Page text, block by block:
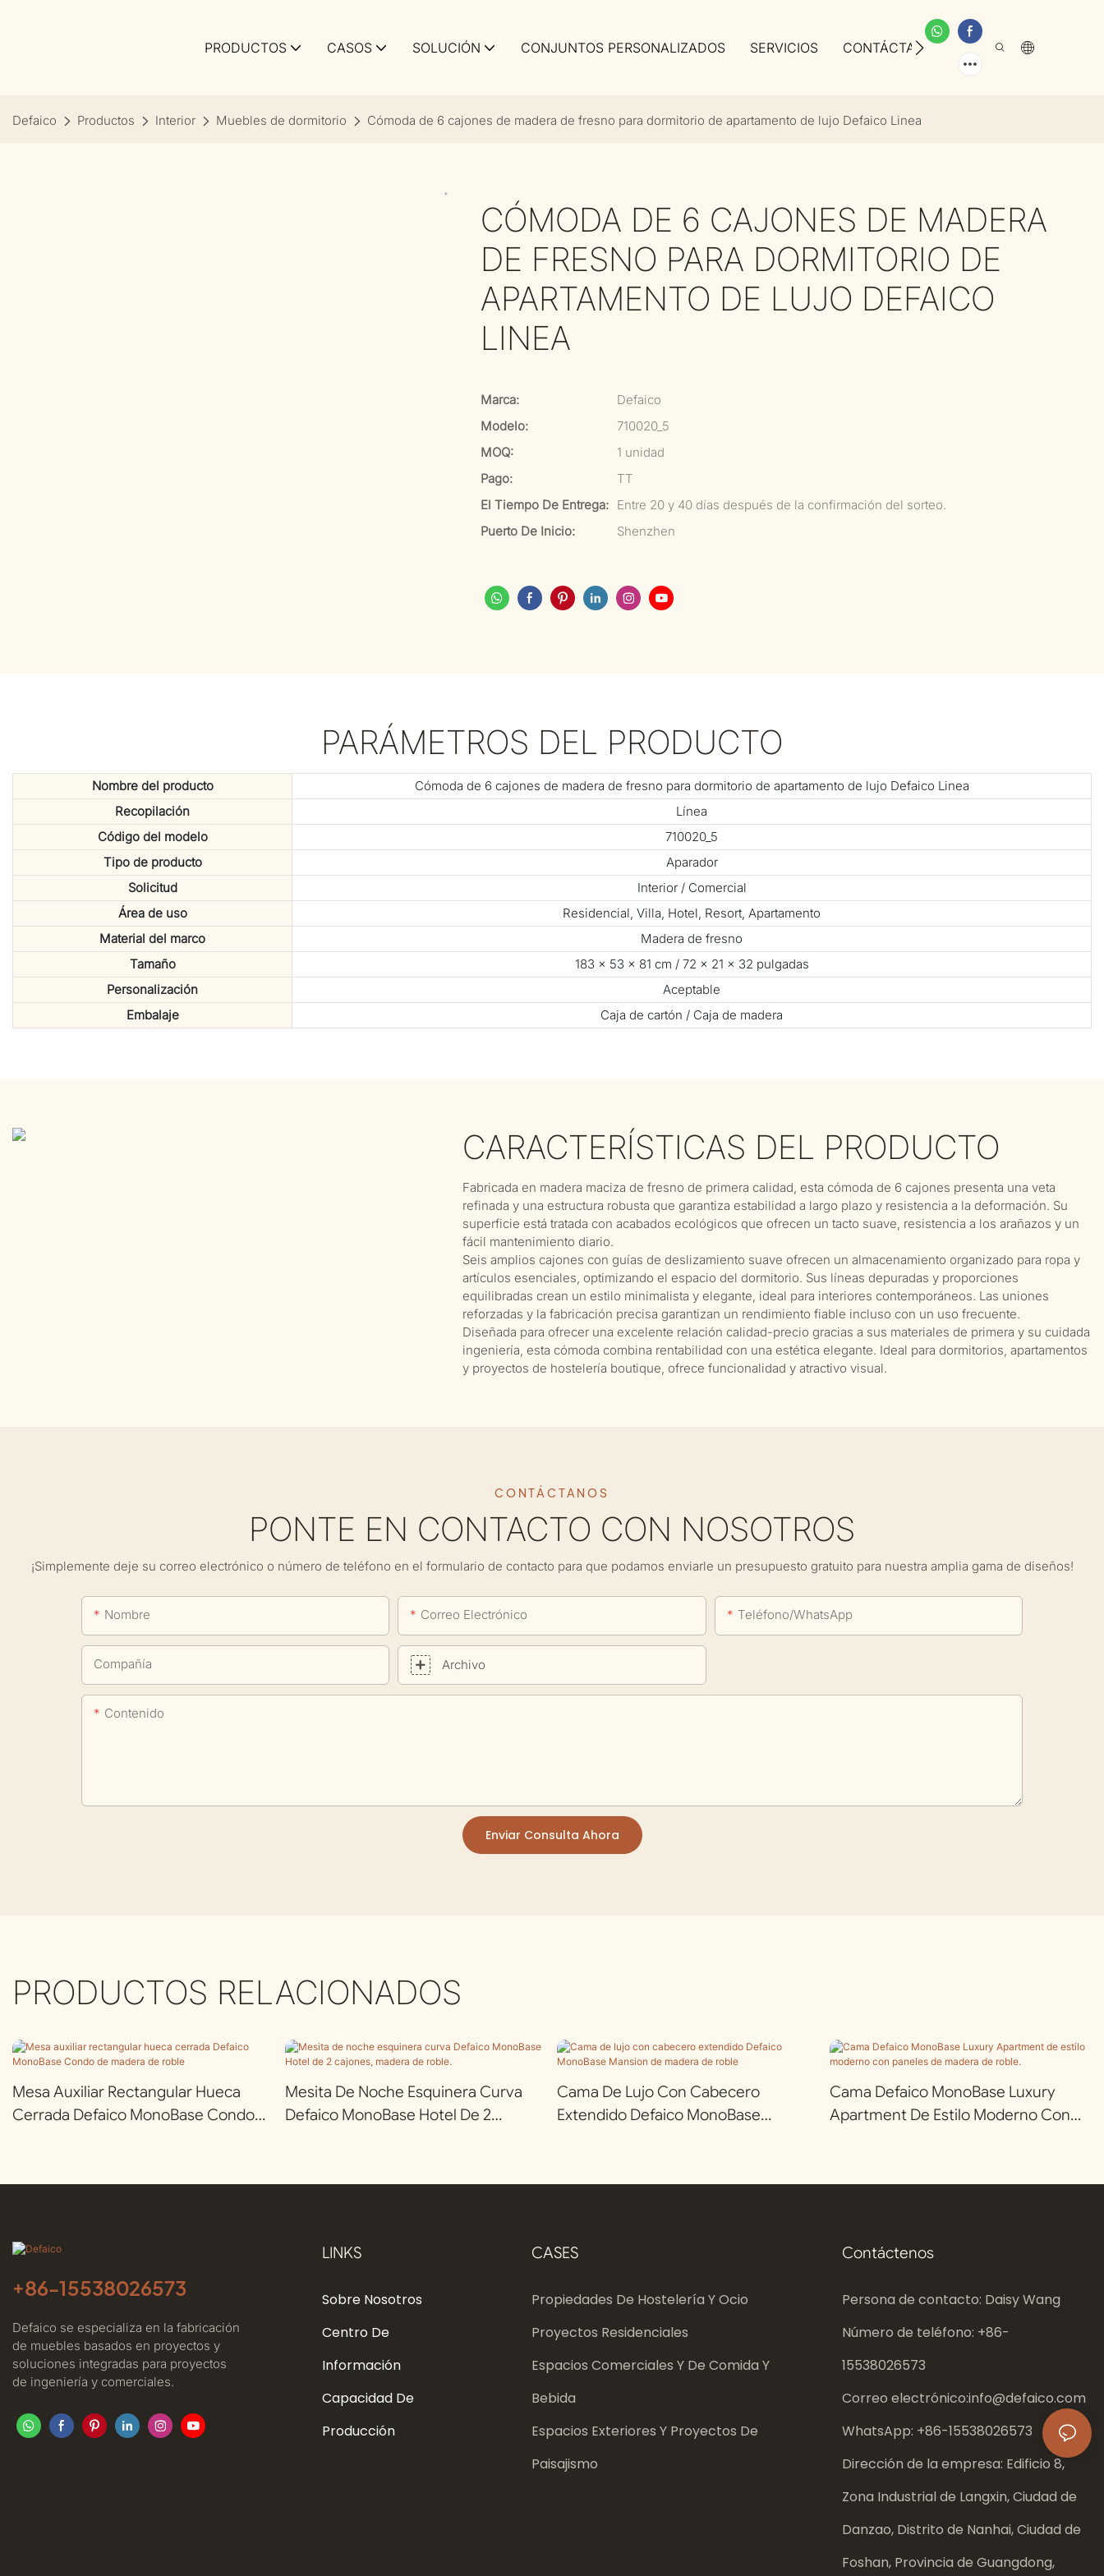
PRODUCTOS CASOS SOLUCIÓN CONJUNTOS PERSONALIZADOS SERVICIOS CONTÁCTANOS SOBRE NOSOTROS
Defaico Productos Interior Muebles de dormitorio Cómoda de 6 cajones de madera de fresno para dormitorio de apartamento de lujo Defaico Linea
CÓMODA DE 6 CAJONES DE MADERA
DE FRESNO PARA DORMITORIO DE
APARTAMENTO DE LUJO DEFAICO
LINEA
Marca:
Defaico
Modelo:
710020_5
MOQ:
1 unidad
Pago:
TT
El Tiempo De Entrega: Entre 20 y 40 días después de la confirmación del sorteo.
Puerto De Inicio:
Shenzhen
PARÁMETROS DEL PRODUCTO
Nombre del producto
Cómoda de 6 cajones de madera de fresno para dormitorio de apartamento de lujo Defaico Linea
Recopilación
Línea
Código del modelo
710020_5
Tipo de producto
Aparador
Solicitud
Interior / Comercial
Área de uso
Residencial, Villa, Hotel, Resort, Apartamento
Material del marco
Madera de fresno
Tamaño
183 × 53 × 81 cm / 72 × 21 × 32 pulgadas
Personalización
Aceptable
Embalaje
Caja de cartón / Caja de madera
CARACTERÍSTICAS DEL PRODUCTO
Fabricada en madera maciza de fresno de primera calidad, esta cómoda de 6 cajones presenta una veta
refinada y una estructura robusta que garantiza estabilidad a largo plazo y resistencia a la deformación. Su
superficie está tratada con acabados ecológicos que ofrecen un tacto suave, resistencia a los arañazos y un
fácil mantenimiento diario.
Seis amplios cajones con guías de deslizamiento suave ofrecen un almacenamiento organizado para ropa y
artículos esenciales, optimizando el espacio del dormitorio. Sus líneas depuradas y proporciones
equilibradas crean un estilo minimalista y elegante, ideal para interiores contemporáneos. Las uniones
reforzadas y la fabricación precisa garantizan un rendimiento fiable incluso con un uso frecuente.
Diseñada para ofrecer una excelente relación calidad-precio gracias a sus materiales de primera y su cuidada
ingeniería, esta cómoda combina rentabilidad con una estética elegante. Ideal para dormitorios, apartamentos
y proyectos de hostelería boutique, ofrece funcionalidad y atractivo visual.
CONTÁCTANOS
PONTE EN CONTACTO CON NOSOTROS
¡Simplemente deje su correo electrónico o número de teléfono en el formulario de contacto para que podamos enviarle un presupuesto gratuito para nuestra amplia gama de diseños!
Nombre Correo Electrónico Teléfono/WhatsApp
Compañía Archivo
Contenido
Enviar Consulta Ahora
PRODUCTOS RELACIONADOS
Mesa Auxiliar Rectangular Hueca
Cerrada Defaico MonoBase Condo
Mesita De Noche Esquinera Curva
Defaico MonoBase Hotel De 2
Cama De Lujo Con Cabecero
Extendido Defaico MonoBase
Cama Defaico MonoBase Luxury
Apartment De Estilo Moderno Con
+86-15538026573
Defaico se especializa en la fabricación
de muebles basados ​​en proyectos y
soluciones integradas para proyectos
de ingeniería y comerciales.
LINKS
Sobre Nosotros
Centro De
Información
Capacidad De
Producción
CASES
Propiedades De Hostelería Y Ocio
Proyectos Residenciales
Espacios Comerciales Y De Comida Y
Bebida
Espacios Exteriores Y Proyectos De
Paisajismo
Contáctenos
Persona de contacto: Daisy Wang
Número de teléfono: +86-
15538026573
Correo electrónico:info@defaico.com
WhatsApp: +86-15538026573
Dirección de la empresa: Edificio 8,
Zona Industrial de Langxin, Ciudad de
Danzao, Distrito de Nanhai, Ciudad de
Foshan, Provincia de Guangdong,